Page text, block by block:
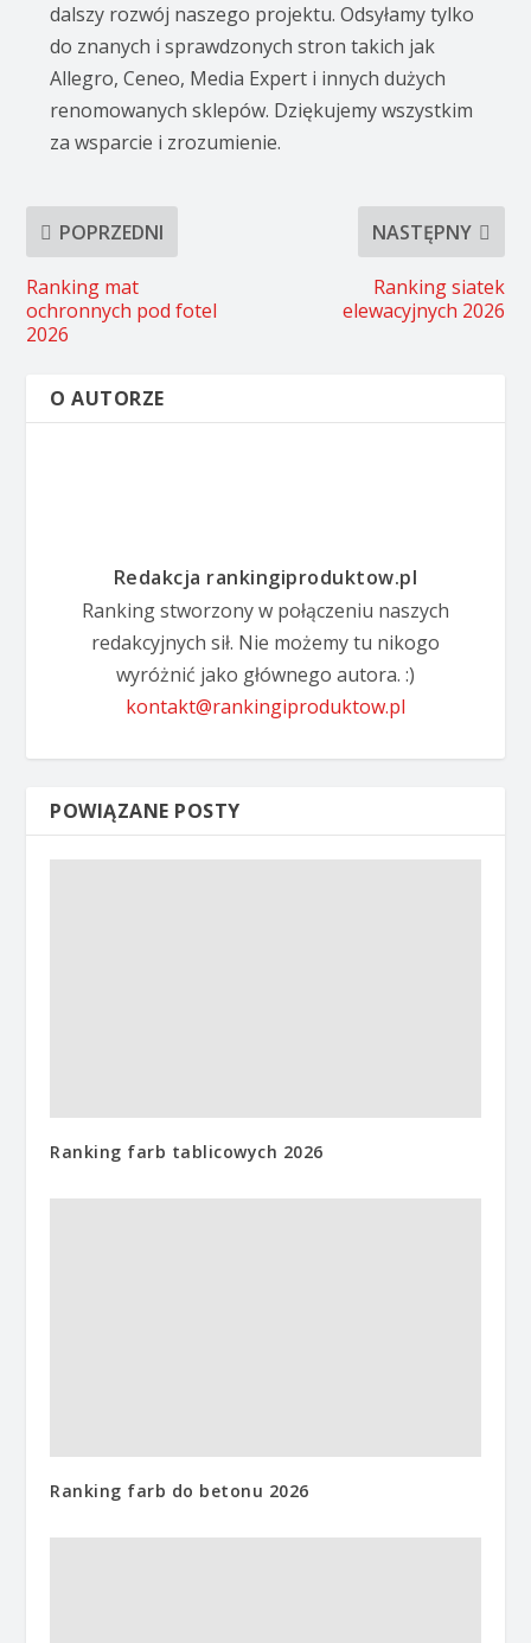
dalszy rozwój naszego projektu. Odsyłamy tylko
do znanych i sprawdzonych stron takich jak
Allegro, Ceneo, Media Expert i innych dużych
renomowanych sklepów. Dziękujemy wszystkim
za wsparcie i zrozumienie.
POPRZEDNI
Ranking mat
ochronnych pod fotel
2026
NASTĘPNY
Ranking siatek
elewacyjnych 2026
O AUTORZE
Redakcja rankingiproduktow.pl
Ranking stworzony w połączeniu naszych
redakcyjnych sił. Nie możemy tu nikogo
wyróżnić jako głównego autora. :)
kontakt@rankingiproduktow.pl
POWIĄZANE POSTY
Ranking farb tablicowych 2026
Ranking farb do betonu 2026